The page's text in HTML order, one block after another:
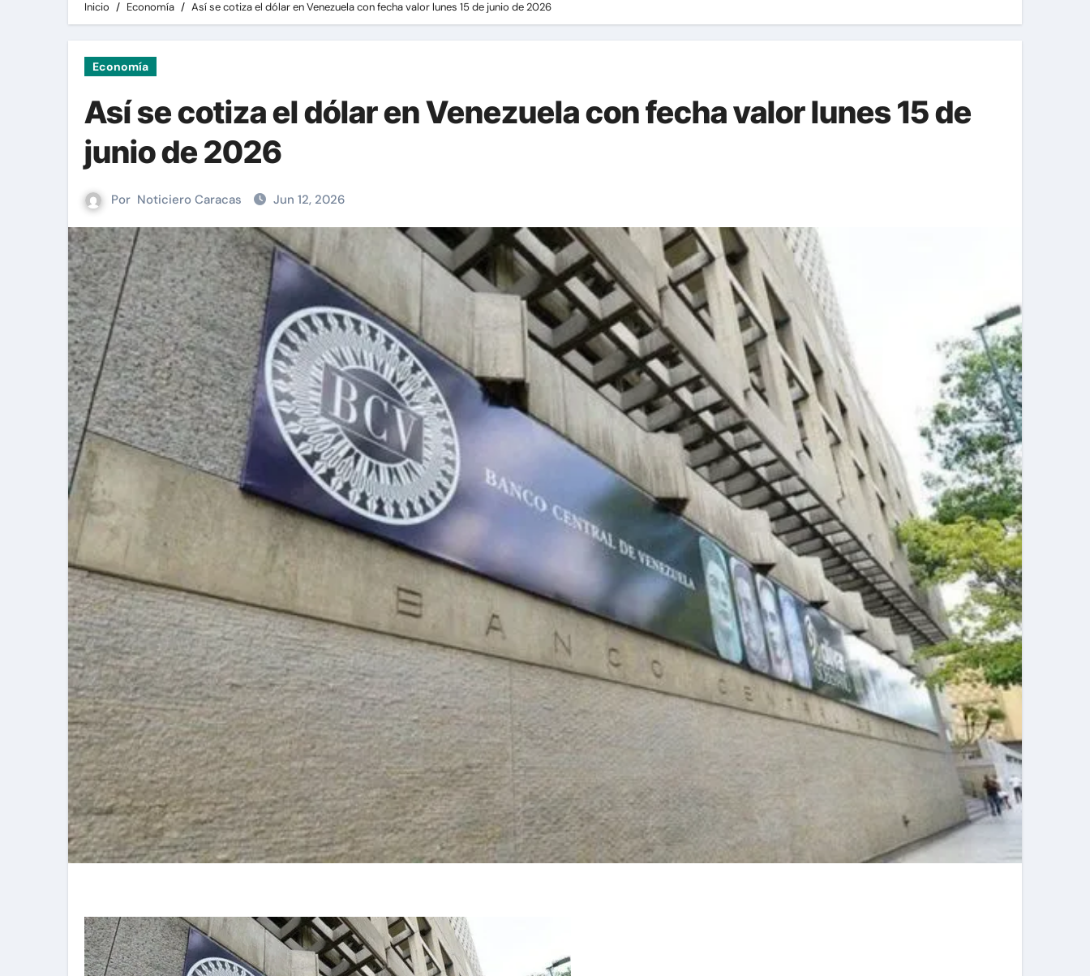
Inicio Economía Así se cotiza el dólar en Venezuela con fecha valor lunes 15 de junio de 2026
Economía
Así se cotiza el dólar en Venezuela con fecha valor lunes 15 de
junio de 2026
Por Noticiero Caracas Jun 12, 2026